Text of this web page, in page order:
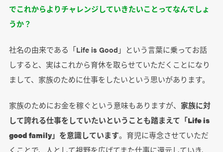
でこれからよりチャレンジしていきたいことってなんでしょ
うか？
社名の由来である「Life is Good」という言葉に乗ってお話
しすると、実はこれから育休を取らせていただくことになり
まして、家族のために仕事をしたいという思いがあります。
家族のためにお金を稼ぐという意味もありますが、 家族に対
して誇れる仕事をしていたいということも踏まえて「Life is
good family」を意識しています。育児に専念させていただ
くことで、人として視野を広げてまた仕事に還元していき、